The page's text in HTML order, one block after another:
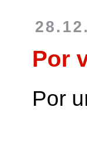
Por
Por